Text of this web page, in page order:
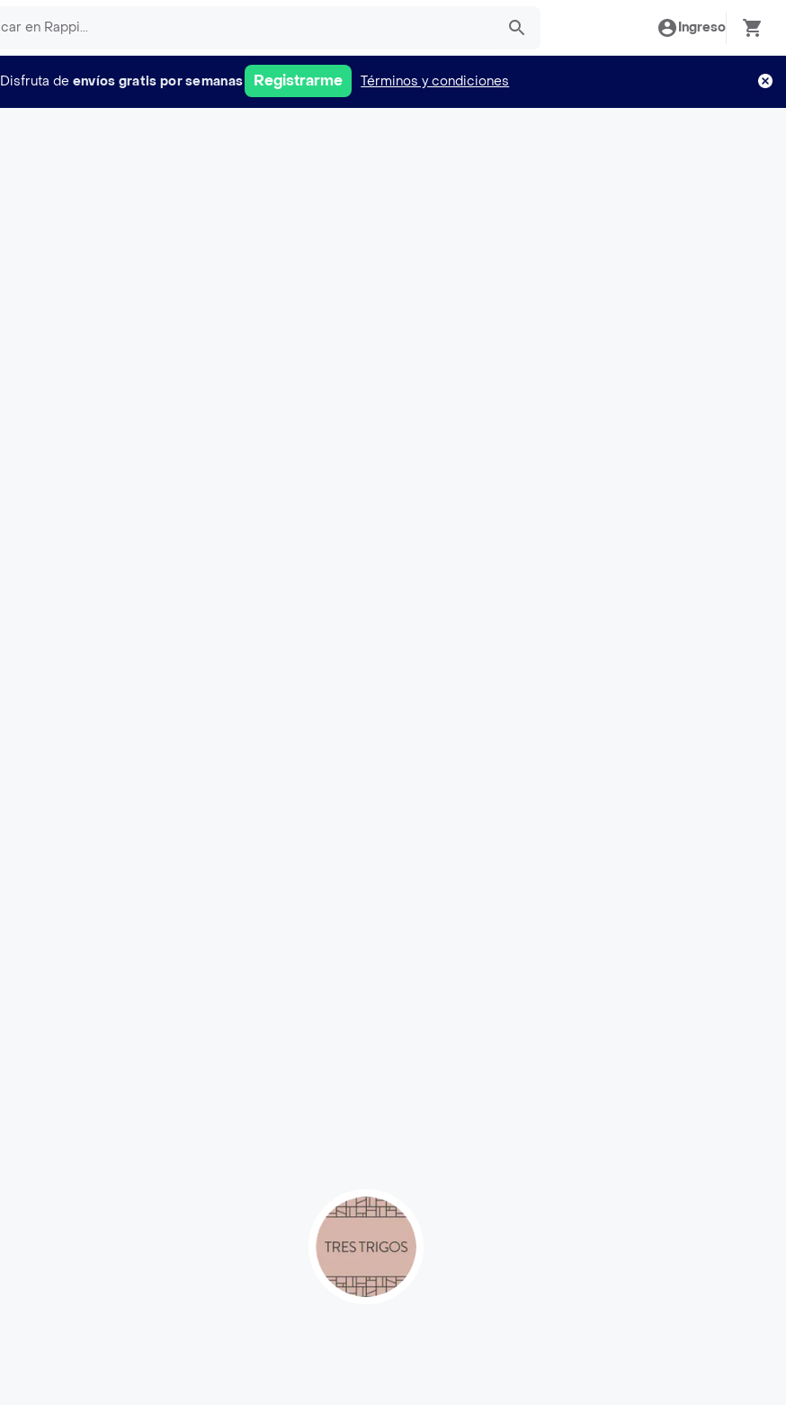
Ingreso
Disfruta de envíos gratis por semanas Registrarme Términos y condiciones